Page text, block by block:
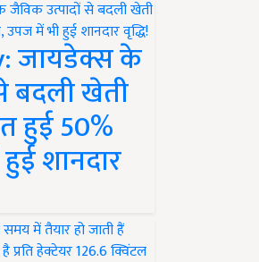
जायडेक्स के
बदली खेती
हुई 50%
शानदार